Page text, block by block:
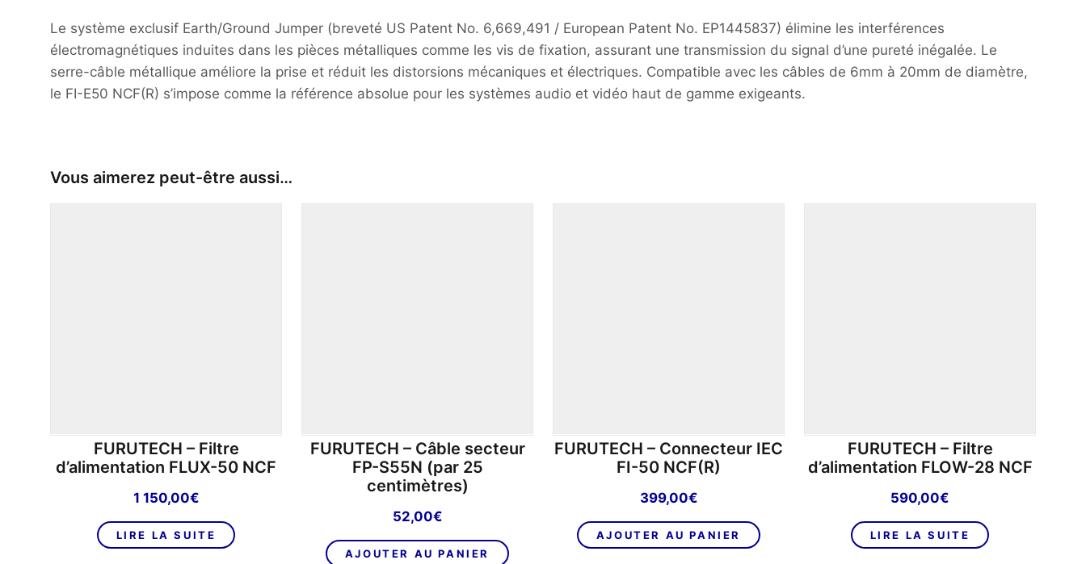
Le système exclusif Earth/Ground Jumper (breveté US Patent No. 6,669,491 / European Patent No. EP1445837) élimine les interférences
électromagnétiques induites dans les pièces métalliques comme les vis de fixation, assurant une transmission du signal d’une pureté inégalée. Le
serre-câble métallique améliore la prise et réduit les distorsions mécaniques et électriques. Compatible avec les câbles de 6mm à 20mm de diamètre,
le FI-E50 NCF(R) s’impose comme la référence absolue pour les systèmes audio et vidéo haut de gamme exigeants.
Vous aimerez peut-être aussi…
FURUTECH – Filtre
d’alimentation FLUX-50 NCF
1 150,00€
LIRE LA SUITE
FURUTECH – Câble secteur
FP-S55N (par 25
centimètres)
52,00€
AJOUTER AU PANIER
FURUTECH – Connecteur IEC
FI-50 NCF(R)
399,00€
AJOUTER AU PANIER
FURUTECH – Filtre
d’alimentation FLOW-28 NCF
590,00€
LIRE LA SUITE